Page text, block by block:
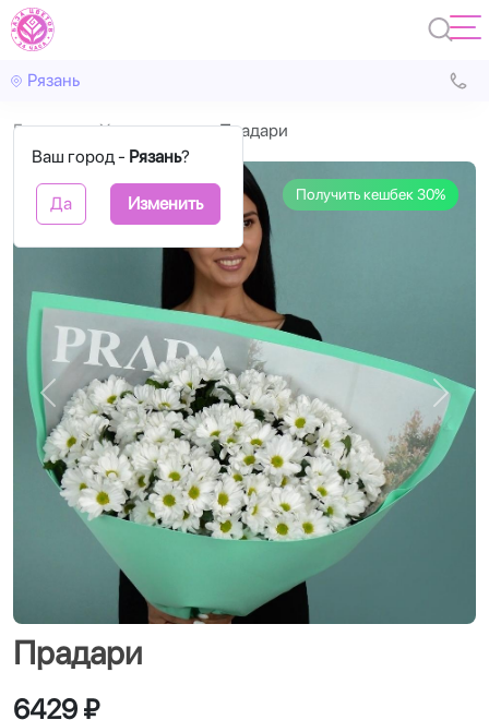
Рязань
Ваш город - Рязань?
Да Изменить
Главная Хризантема Прадари
Получить кешбек 30%
Назад
Прадари
6429 ₽